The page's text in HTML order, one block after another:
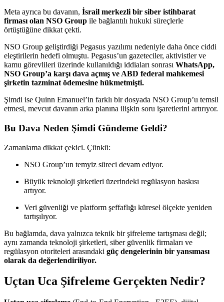
Meta ayrıca bu davanın, İsrail merkezli bir siber istihbarat
firması olan NSO Group ile bağlantılı hukuki süreçlerle
örtüştüğüne dikkat çekti.
NSO Group geliştirdiği Pegasus yazılımı nedeniyle daha önce ciddi
eleştirilerin hedefi olmuştu. Pegasus’un gazeteciler, aktivistler ve
kamu görevlileri üzerinde kullanıldığı iddiaları sonrası WhatsApp,
NSO Group’a karşı dava açmış ve ABD federal mahkemesi
şirketin tazminat ödemesine hükmetmişti.
Şimdi ise Quinn Emanuel’in farklı bir dosyada NSO Group’u temsil
etmesi, mevcut davanın arka planına ilişkin soru işaretlerini artırıyor.
Bu Dava Neden Şimdi Gündeme Geldi?
Zamanlama dikkat çekici. Çünkü:
NSO Group’un temyiz süreci devam ediyor.
Büyük teknoloji şirketleri üzerindeki regülasyon baskısı
artıyor.
Veri güvenliği ve platform şeffaflığı küresel ölçekte yeniden
tartışılıyor.
Bu bağlamda, dava yalnızca teknik bir şifreleme tartışması değil;
aynı zamanda teknoloji şirketleri, siber güvenlik firmaları ve
regülasyon otoriteleri arasındaki güç dengelerinin bir yansıması
olarak da değerlendiriliyor.
Uçtan Uca Şifreleme Gerçekten Nedir?